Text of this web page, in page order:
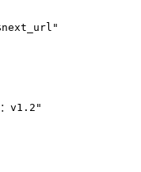
：v1.2"